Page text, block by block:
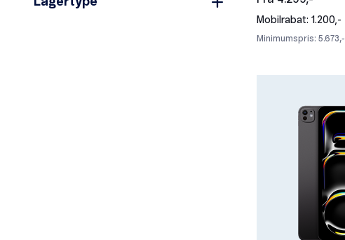
Mobilrabat: 1.200,-
Minimumspris: 5.673,-